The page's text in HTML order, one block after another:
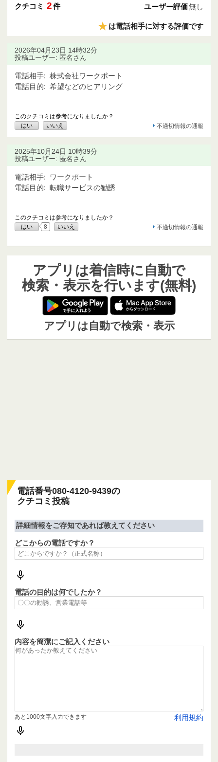
クチコミ 2件 ユーザー評価無し
★は電話相手に対する評価です
2026年04月23日 14時32分
投稿ユーザー: 匿名さん
電話相手: 株式会社ワークポート
電話目的: 希望などのヒアリング
このクチコミは参考になりましたか？
はい
いいえ 不適切情報の通報
2025年10月24日 10時39分
投稿ユーザー: 匿名さん
電話相手:
ワークポート
電話目的: 転職サービスの勧誘
このクチコミは参考になりましたか？
はい
8 いいえ 不適切情報の通報
アプリは着信時に自動で
検索・表示を行います(無料)
アプリは自動で検索・表示
電話番号080-4120-9439の
クチコミ投稿
詳細情報をご存知であれば教えてください
どこからの電話ですか？
電話の目的は何でしたか？
内容を簡潔にご記入ください
利用規約
あと1000文字入力できます